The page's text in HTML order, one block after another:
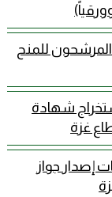
المرشحون للمنح
شهادة
غزة
إصدار جواز